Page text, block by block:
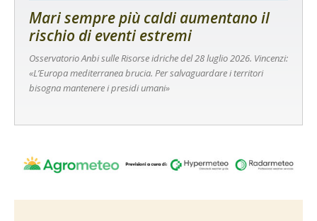
Mari sempre più caldi aumentano il
rischio di eventi estremi
Osservatorio Anbi sulle Risorse idriche del 28 luglio 2026. Vincenzi:
«L’Europa mediterranea brucia. Per salvaguardare i territori
bisogna mantenere i presidi umani»